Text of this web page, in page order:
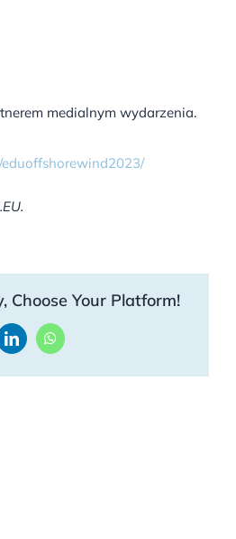
medialnym wydarzenia.
Choose Your Platform!
LinkedInWhatsApp